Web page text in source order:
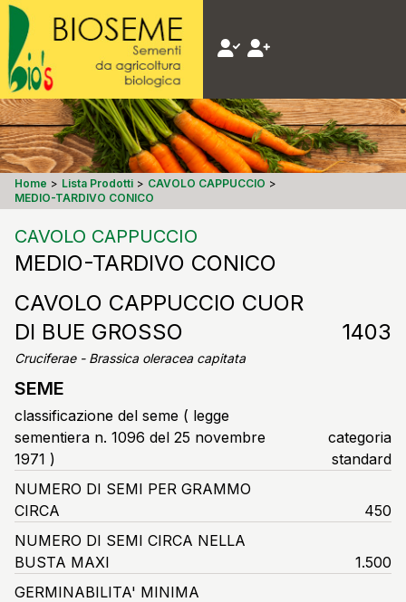
Home > Lista Prodotti > CAVOLO CAPPUCCIO >
MEDIO-TARDIVO CONICO
CAVOLO CAPPUCCIO
MEDIO-TARDIVO CONICO
CAVOLO CAPPUCCIO CUOR
DI BUE GROSSO
1403
Cruciferae - Brassica oleracea capitata
SEME
classificazione del seme ( legge
sementiera n. 1096 del 25 novembre
1971 )
categoria
standard
NUMERO DI SEMI PER GRAMMO
CIRCA
450
NUMERO DI SEMI CIRCA NELLA
BUSTA MAXI
1.500
GERMINABILITA' MINIMA